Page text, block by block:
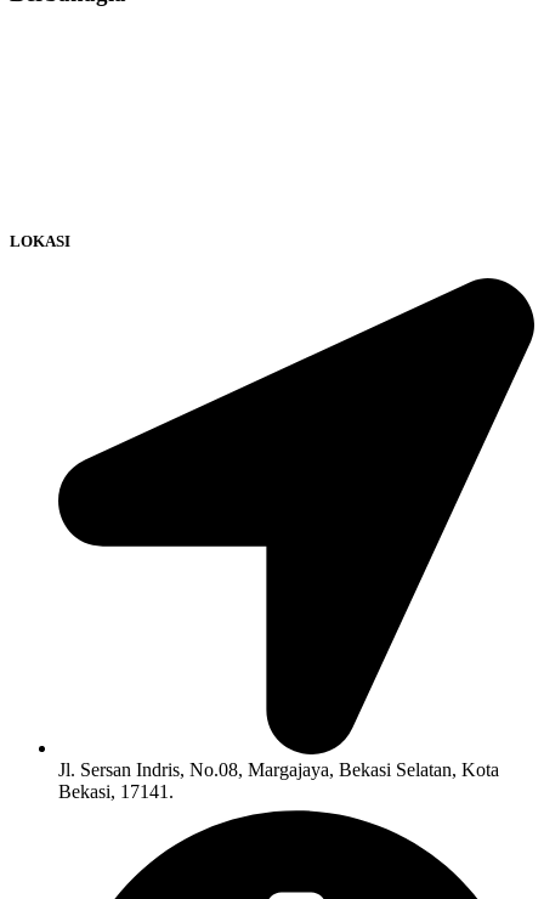
LOKASI
Jl. Sersan Indris, No.08, Margajaya, Bekasi Selatan, Kota
Bekasi, 17141.